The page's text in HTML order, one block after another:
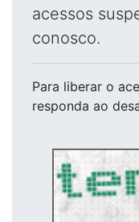
acessos
conosco.
Para liberar o
responda ao